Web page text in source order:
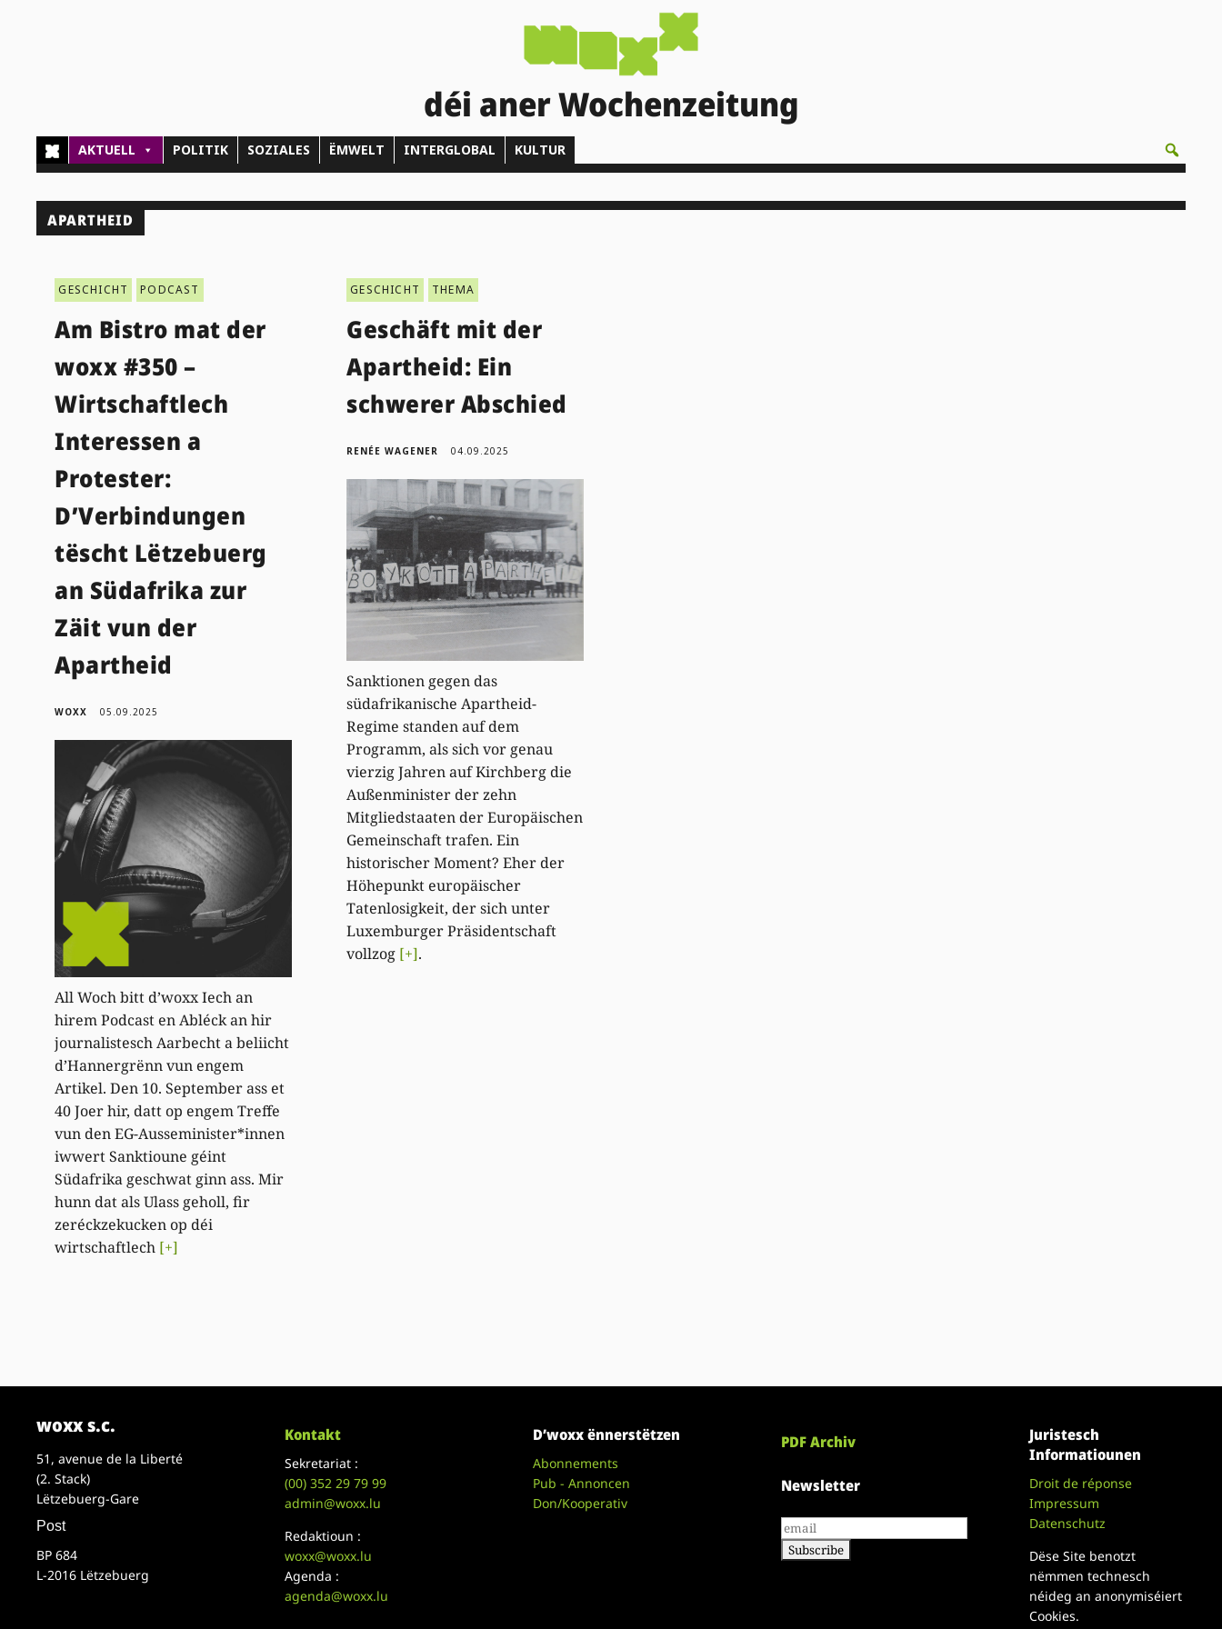
déi aner Wochenzeitung
AKTUELL POLITIK SOZIALES ËMWELT INTERGLOBAL KULTUR
APARTHEID
GESCHICHT PODCAST
Am Bistro mat der
woxx #350 –
Wirtschaftlech
Interessen a
Protester:
D’Verbindungen
tëscht Lëtzebuerg
an Südafrika zur
Zäit vun der
Apartheid
WOXX 05.09.2025
All Woch bitt d’woxx Iech an
hirem Podcast en Abléck an hir
journalistesch Aarbecht a beliicht
d’Hannergrënn vun engem
Artikel. Den 10. September ass et
40 Joer hir, datt op engem Treffe
vun den EG-Ausseminister*innen
iwwert Sanktioune géint
Südafrika geschwat ginn ass. Mir
hunn dat als Ulass geholl, fir
zeréckzekucken op déi
wirtschaftlech [+]
GESCHICHT THEMA
Geschäft mit der
Apartheid: Ein
schwerer Abschied
RENÉE WAGENER 04.09.2025
Sanktionen gegen das
südafrikanische Apartheid-
Regime standen auf dem
Programm, als sich vor genau
vierzig Jahren auf Kirchberg die
Außenminister der zehn
Mitgliedstaaten der Europäischen
Gemeinschaft trafen. Ein
historischer Moment? Eher der
Höhepunkt europäischer
Tatenlosigkeit, der sich unter
Luxemburger Präsidentschaft
vollzog [+].
woxx s.c.
51, avenue de la Liberté
(2. Stack)
Lëtzebuerg-Gare
Post
BP 684
L-2016 Lëtzebuerg
Kontakt
Sekretariat :
(00)352 29 79 99
admin@woxx.lu
Redaktioun :
woxx@woxx.lu
Agenda :
agenda@woxx.lu
D’woxx ënnerstëtzen
Abonnements
Pub - Annoncen
Don/Kooperativ
PDF Archiv
Newsletter
Juristesch
Informatiounen
Droit de réponse
Impressum
Datenschutz
Dëse Site benotzt
nëmmen technesch
néideg an anonymiséiert
Cookies.